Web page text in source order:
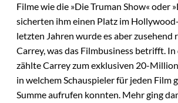
Filme wie die »Die Truman Show« oder
sicherten ihm einen Platz im
letzten Jahren wurde es aber zusehend
Carrey, was das Filmbusiness betrifft.
zählte Carrey zum exklusiven 20-
in welchem Schauspieler für jeden Film
Summe aufrufen konnten. Mehr ging